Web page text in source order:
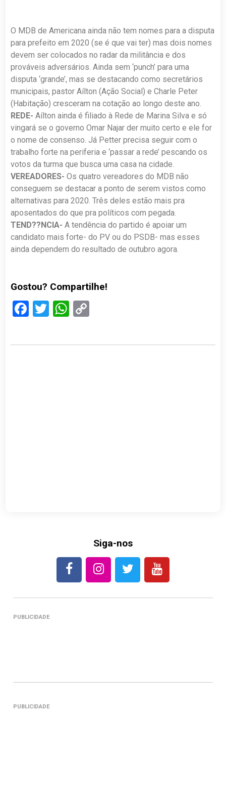
O MDB de Americana ainda não tem nomes para a disputa
para prefeito em 2020 (se é que vai ter) mas dois nomes
devem ser colocados no radar da militância e dos
prováveis adversários. Ainda sem ‘punch’ para uma
disputa ‘grande’, mas se destacando como secretários
municipais, pastor Aílton (Ação Social) e Charle Peter
(Habitação) cresceram na cotação ao longo deste ano.
REDE- Aílton ainda é filiado à Rede de Marina Silva e só
vingará se o governo Omar Najar der muito certo e ele for
o nome de consenso. Já Petter precisa seguir com o
trabalho forte na periferia e ‘passar a rede’ pescando os
votos da turma que busca uma casa na cidade.
VEREADORES- Os quatro vereadores do MDB não
conseguem se destacar a ponto de serem vistos como
alternativas para 2020. Três deles estão mais pra
aposentados do que pra políticos com pegada.
TEND??NCIA- A tendência do partido é apoiar um
candidato mais forte- do PV ou do PSDB- mas esses
ainda dependem do resultado de outubro agora.
Gostou? Compartilhe!
Facebook
TwitterWhatsApp
Siga-nos
PUBLICIDADE
PUBLICIDADE